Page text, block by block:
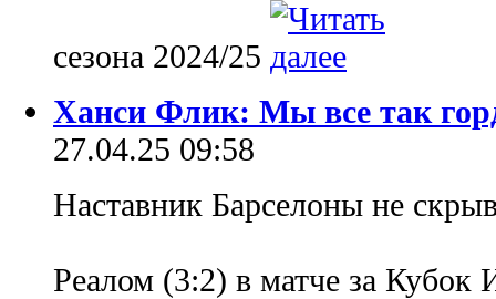
сезона 2024/25
Ханси Флик: Мы все так
27.04.25 09:58
Наставник Барселоны не
Реалом (3:2) в матче за Кубок